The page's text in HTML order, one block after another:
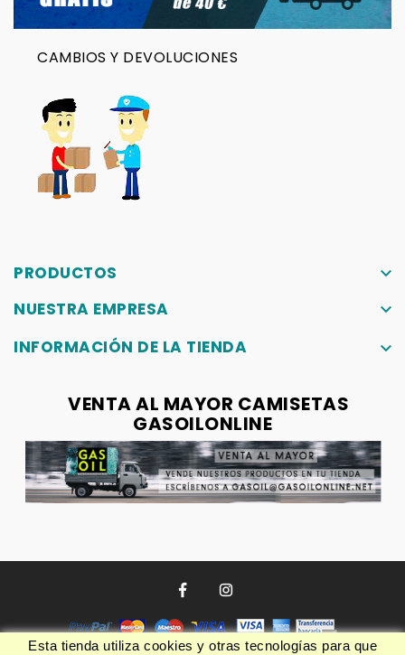
Esta tienda utiliza cookies y otras tecnologías para que
CAMBIOS Y DEVOLUCIONES
PRODUCTOS
keyboard_arrow_down
NUESTRA EMPRESA
keyboard_arrow_down
INFORMACIÓN DE LA TIENDA
keyboard_arrow_down
VENTA AL MAYOR CAMISETAS
GASOILONLINE